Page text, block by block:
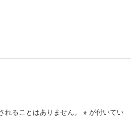
れることはありません。 ※ が付いてい